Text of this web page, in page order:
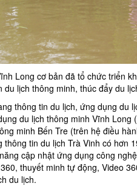
Long cơ bản đã tổ chức triển
lịch thông minh, thúc đẩy du
thông tin du lịch, ứng dụng du
du lịch thông minh Vĩnh
minh Bến Tre (trên hệ điều
tin du lịch Trà Vinh có hơn
cập nhật ứng dụng công
thuyết minh tự động, Video
du lịch.